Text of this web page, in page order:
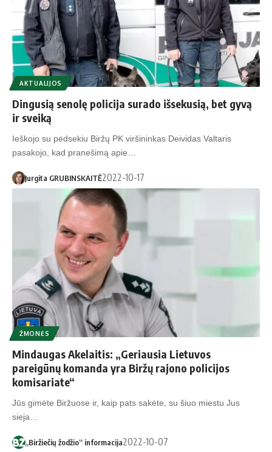
AKTUALIJOS
Dingusią senolę policija surado išsekusią, bet gyvą
ir sveiką
Ieškojo su pėdsekiu Biržų PK viršininkas Deividas Valtaris
pasakojo, kad pranešimą apie…
Jurgita GRUBINSKAITĖ2022-10-17
ŽMONĖS
Mindaugas Akelaitis: „Geriausia Lietuvos
pareigūnų komanda yra Biržų rajono policijos
komisariate“
Jūs gimėte Biržuose ir, kaip pats sakėte, su šiuo miestu Jus
sieja…
„Biržiečių žodžio“ informacija2022-10-07